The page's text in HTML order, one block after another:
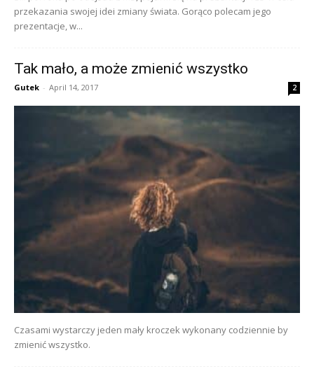
przekazania swojej idei zmiany świata. Gorąco polecam jego
prezentacje, w...
Tak mało, a może zmienić wszystko
Gutek - April 14, 2017 2
Czasami wystarczy jeden mały kroczek wykonany codziennie by
zmienić wszystko.